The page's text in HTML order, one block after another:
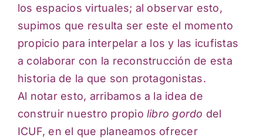
los espacios virtuales; al observar esto,
supimos que resulta ser este el momento
propicio para interpelar a los y las icufistas
a colaborar con la reconstrucción de esta
historia de la que son protagonistas.
Al notar esto, arribamos a la idea de
construir nuestro propiolibro gordo del
ICUF, en el que planeamos ofrecer